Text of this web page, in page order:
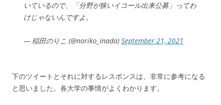
いているので、「分野が狭いイコール出来公募」ってわ
けじゃないんですよ。
— 稲田のりこ (@noriko_inada) September 21, 2021
下のツイートとそれに対するレスポンスは、非常に参考になる
と思いました。各大学の事情がよくわかります。